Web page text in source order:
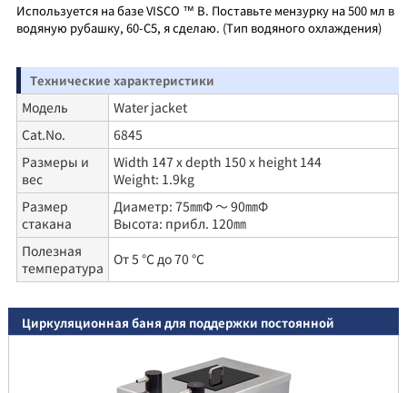
Используется на базе VISCO ™ B. Поставьте мензурку на 500 мл в
водяную рубашку, 60-C5, я сделаю. (Тип водяного охлаждения)
Технические характеристики
Модель
Water jacket
Cat.No.
6845
Размеры и
вес
Width 147 x depth 150 x height 144
Weight: 1.9kg
Размер
стакана
Диаметр: 75㎜Φ ～ 90㎜Φ
Высота: прибл. 120㎜
Полезная
температура От 5 ℃ до 70 ℃
Циркуляционная баня для поддержки постоянной